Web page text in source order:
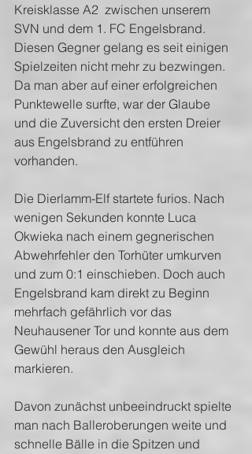
Kreisklasse A2  zwischen unserem
SVN und dem 1. FC Engelsbrand.
Diesen Gegner gelang es seit einigen
Spielzeiten nicht mehr zu bezwingen.
Da man aber auf einer erfolgreichen
Punktewelle surfte, war der Glaube
und die Zuversicht den ersten Dreier
aus Engelsbrand zu entführen
vorhanden.
Die Dierlamm-Elf startete furios. Nach
wenigen Sekunden konnte Luca
Okwieka nach einem gegnerischen
Abwehrfehler den Torhüter umkurven
und zum 0:1 einschieben. Doch auch
Engelsbrand kam direkt zu Beginn
mehrfach gefährlich vor das
Neuhausener Tor und konnte aus dem
Gewühl heraus den Ausgleich
markieren.
Davon zunächst unbeeindruckt spielte
man nach Balleroberungen weite und
schnelle Bälle in die Spitzen und